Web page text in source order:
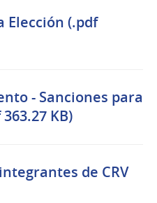
Elección (.pdf
- Sanciones para
KB)
de CRV